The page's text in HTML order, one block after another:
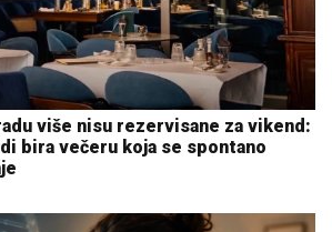
više nisu rezervisane za vikend:
bira večeru koja se spontano